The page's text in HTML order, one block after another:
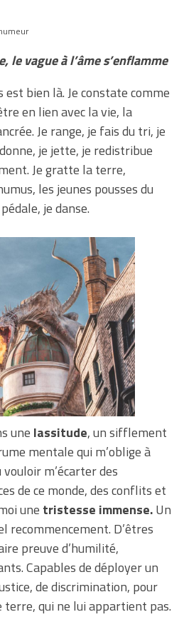
le vague à l’âme s’enflamme
bien là. Je constate comme
en lien avec la vie, la
Je range, je fais du tri, je
je jette, je redistribue
Je gratte la terre,
les jeunes pousses du
je danse.
une lassitude, un sifflement
mentale qui m’oblige à
vouloir m’écarter des
de ce monde, des conflits et
une tristesse immense.Un
recommencement. D’êtres
preuve d’humilité,
Capables de déployer un
de discrimination, pour
terre, qui ne lui appartient pas.